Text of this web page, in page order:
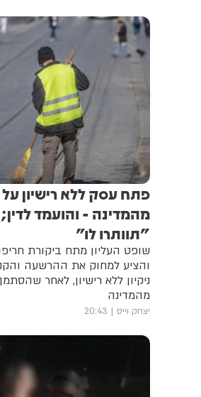
פתח עסק ללא רישיון על
מהמדינה - והועמד
"תוותרו לו"
שופט העליון מתח ביקורת
והציע למחוק את ההרשעה
ניקיון ללא רישיון, לאחר
מהמדינה
יצחק וייס 20:43